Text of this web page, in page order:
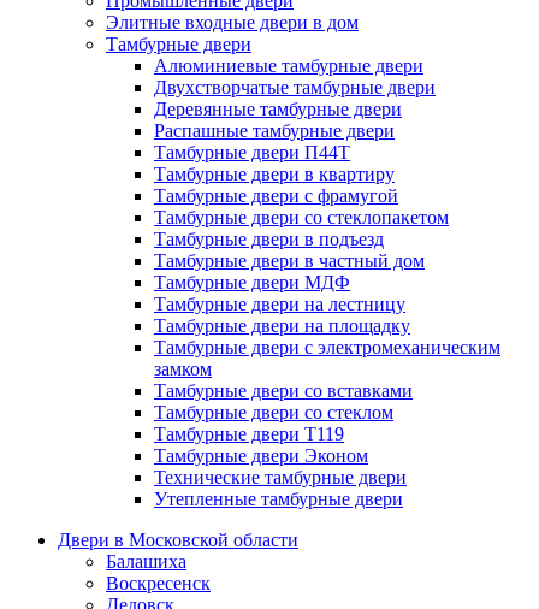
Элитные входные двери в дом
Тамбурные двери
Алюминиевые тамбурные двери
Двухстворчатые тамбурные двери
Деревянные тамбурные двери
Распашные тамбурные двери
Тамбурные двери П44Т
Тамбурные двери в квартиру
Тамбурные двери с фрамугой
Тамбурные двери со стеклопакетом
Тамбурные двери в подъезд
Тамбурные двери в частный дом
Тамбурные двери МДФ
Тамбурные двери на лестницу
Тамбурные двери на площадку
Тамбурные двери с электромеханическим
замком
Тамбурные двери со вставками
Тамбурные двери со стеклом
Тамбурные двери Т119
Тамбурные двери Эконом
Технические тамбурные двери
Утепленные тамбурные двери
Двери в Московской области
Балашиха
Воскресенск
Дедовск